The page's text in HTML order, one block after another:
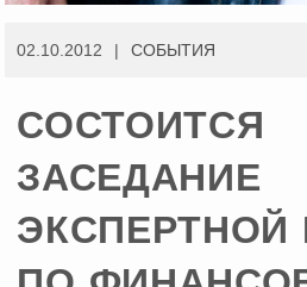
02.10.2012 CОБЫТИЯ
СОСТОИТСЯ
ЗАСЕДАНИЕ
ЭКСПЕРТНОЙ